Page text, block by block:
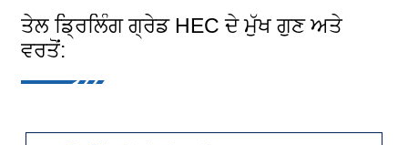
ਤੇਲ ਡ੍ਰਿਲਿੰਗ ਗ੍ਰੇਡ HEC ਦੇ ਮੁੱਖ ਗੁਣ ਅਤੇ
ਵਰਤੋਂ: